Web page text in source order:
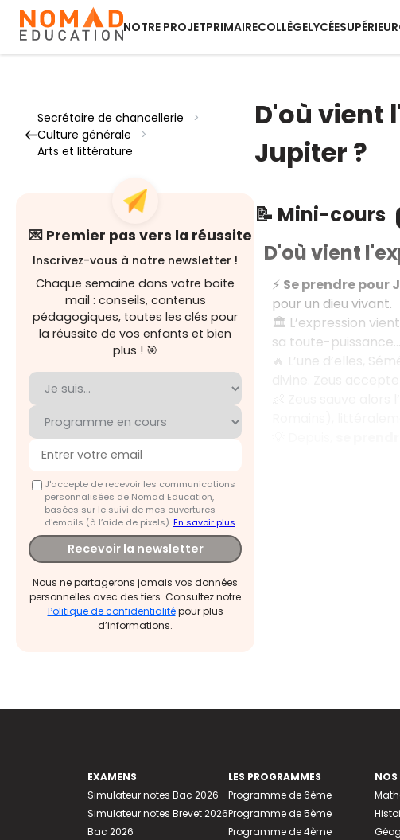
NOTRE PROJETPRIMAIRECOLLÈGELYCÉESUPÉRIEUR
Secrétaire de chancellerie
>
Culture générale
>
Arts et littérature
💌 Premier pas vers la réussite
Inscrivez-vous à notre newsletter !
Chaque semaine dans votre boite
mail : conseils, contenus
pédagogiques, toutes les clés pour
la réussite de vos enfants et bien
plus ! 🎯
J'accepte de recevoir les communications
personnalisées de Nomad Education,
basées sur le suivi de mes ouvertures
d'emails (à l’aide de pixels).En savoir plus
Recevoir la newsletter
Nous ne partagerons jamais vos données
personnelles avec des tiers. Consultez notre
Politique de confidentialitépour plus
d’informations.
D'où vient
Jupiter ?
📝 Mini-cours
D'où vient
⚡ Se prendre pour
pour un dieu vivant.
🏛️ L’expression
sa toute-
🔥 L’une d’elles,
EXAMENS
Simulateur notes Bac 2026
Simulateur notes Brevet 2026
Bac 2026
LES PROGRAMMES
Programme de 6ème
Programme de 5ème
Programme de 4ème
NOS